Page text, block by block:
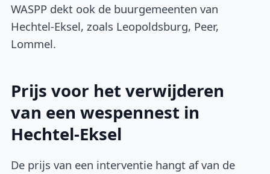
WASPP dekt ook de buurgemeenten van
Hechtel-Eksel, zoals Leopoldsburg, Peer,
Lommel.
Prijs voor het verwijderen
van een wespennest in
Hechtel-Eksel
De prijs van een interventie hangt af van de